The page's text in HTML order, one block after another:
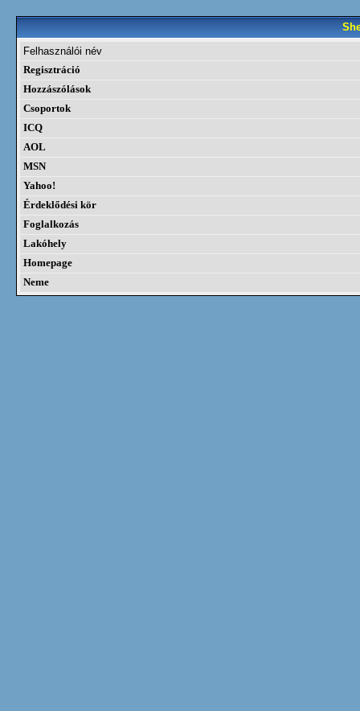
Felhasználói név
Regisztráció
Hozzászólások
Csoportok
ICQ
AOL
MSN
Yahoo!
Érdeklődési kör
Foglalkozás
Lakóhely
Homepage
Neme